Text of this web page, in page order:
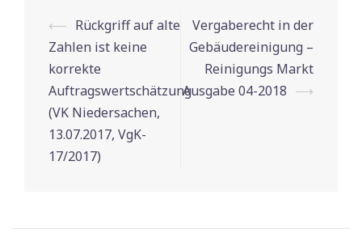
Beitrags-
Navigation
⟵ Rückgriff auf alte
Zahlen ist keine
korrekte
Auftragswertschätzung
(VK Niedersachen,
13.07.2017, VgK-
17/2017)
Vergaberecht in der
Gebäudereinigung –
Reinigungs Markt
Ausgabe 04-2018 ⟶